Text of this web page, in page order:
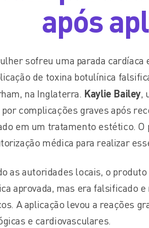
após
sofreu uma parada
de toxina botulínica
na Inglaterra. Kaylie Bailey,
por complicações graves após
em um tratamento estético.
médica para realizar
as autoridades locais, o
aprovada, mas era falsificado
A aplicação levou a reações
e cardiovasculares.